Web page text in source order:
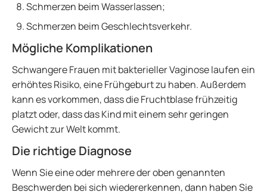
Schmerzen beim Wasserlassen;
Schmerzen beim Geschlechtsverkehr.
Mögliche Komplikationen
Schwangere Frauen mit bakterieller Vaginose laufen ein
erhöhtes Risiko, eine Frühgeburt zu haben. Außerdem
kann es vorkommen, dass die Fruchtblase frühzeitig
platzt oder, dass das Kind mit einem sehr geringen
Gewicht zur Welt kommt.
Die richtige Diagnose
Wenn Sie eine oder mehrere der oben genannten
Beschwerden bei sich wiedererkennen, dann haben Sie